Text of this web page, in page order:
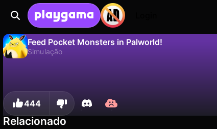
Feed Pocket Monsters in Palworld!
Simulação
444
Relacionado